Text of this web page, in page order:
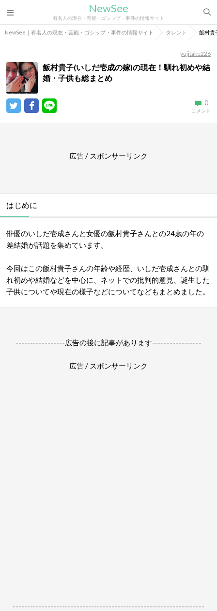
NewSee
有名人の現在・芸能・ゴシップ・事件の情報サイト
NewSee｜有名人の現在・芸能・ゴシップ・事件の情報サイト タレント 飯村貴
yujitake226
飯村貴子(いしだ壱成の嫁)の現在！馴れ初めや結
婚・子供も総まとめ
0
コメント
広告 / スポンサーリンク
はじめに
俳優のいしだ壱成さんと女優の飯村貴子さんとの24歳の年の
差結婚が話題を集めています。
今回はこの飯村貴子さんの年齢や経歴、 いしだ壱成さんとの馴
れ初めや結婚などを中心に、ネットでの批判的意見、誕生した
子供についてや現在の様子などについてなどもまとめました。
-----------------広告の後に記事があります-----------------
広告 / スポンサーリンク
------------------------------------------------------------------